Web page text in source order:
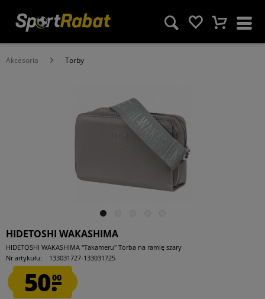
Akcesoria Torby
HIDETOSHI WAKASHIMA
HIDETOSHI WAKASHIMA "Takameru" Torba na ramię szary
Nr artykułu:
133031727-133031725
50.00